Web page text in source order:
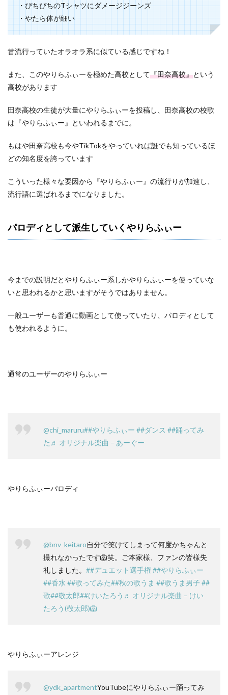
・ぴちぴちのTシャツにダメージジーンズ
・やたら体が細い
昔流行っていたオラオラ系に似ている感じですね！
また、このやりらふぃーを極めた高校として『田奈高校』という
高校があります
田奈高校の生徒が大量にやりらふぃーを投稿し、田奈高校の校歌
は『やりらふぃー』といわれるまでに。
もはや田奈高校も今やTikTokをやっていれば誰でも知っているほ
どの知名度を誇っています
こういった様々な要因から『やりらふぃー』の流行りが加速し、
流行語に選ばれるまでになりました。
パロディとして派生していくやりらふぃー
今までの説明だとやりらふぃー系しかやりらふぃーを使っていな
いと思われるかと思いますがそうではありません。
一般ユーザーも普通に動画として使っていたり、パロディとして
も使われるように。
通常のユーザーのやりらふぃー
@chi_maruru##やりらふぃー ##ダンス ##踊ってみ
た ♬ オリジナル楽曲 – あーぐー
やりらふぃーパロディ
@bnv_keitaro自分で笑けてしまって何度かちゃんと
撮れなかったです🦁笑。ご本家様、ファンの皆様失
礼しました。 ##デュエット選手権##やりらふぃー
##香水 ##歌ってみた##秋の歌うま ##歌うま男子##
歌##敬太郎##けいたろう ♬ オリジナル楽曲 – けい
たろう(敬太郎)🦁
やりらふぃーアレンジ
@ydk_apartmentYouTubeにやりらふぃー踊ってみ